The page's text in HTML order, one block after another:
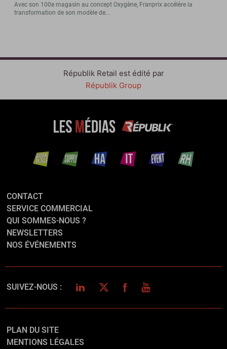
Avec son 100e magasin au concept Oxygène, Franprix accélère la
transformation de son modèle de...
Républik Retail est édité par
Républik Group
CONTACT
SERVICE COMMERCIAL
QUI SOMMES-NOUS ?
NEWSLETTERS
NOS ÉVÉNEMENTS
SUIVEZ-NOUS : LINKEDINTWITTERFACEBOOK
YOUTUBE
PLAN DU SITE
MENTIONS LÉGALES